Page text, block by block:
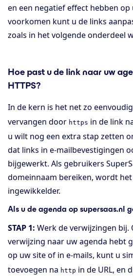
en een negatief effect hebben
voorkomen kunt u de links
zoals in het volgende onderdeel
Hoe past u de link naar uw
HTTPS?
In de kern is het net zo
vervangen door https in de link
u wilt nog een extra stap zetten
dat links in e-mailbevestigingen
bijgewerkt. Als gebruikers
domeinnaam bereiken, wordt
ingewikkelder.
Als u de agenda op supersaas.nl
STAP 1: Werk de verwijzingen bij.
verwijzing naar uw agenda hebt
op uw site of in e-mails, kunt u
toevoegen na http in de URL, en